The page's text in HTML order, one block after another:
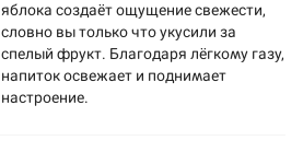
яблока создаёт ощущение свежести,
словно вы только что укусили за
спелый фрукт. Благодаря лёгкому газу,
напиток освежает и поднимает
настроение.